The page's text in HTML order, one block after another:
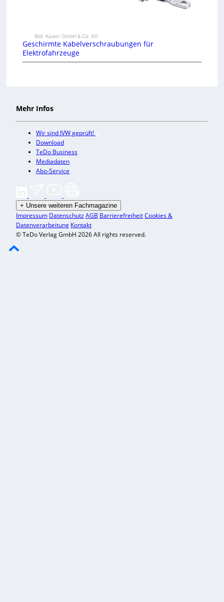
Bild: Kaiser GmbH & Co. KG
Geschirmte Kabelverschraubungen für
Elektrofahrzeuge
Mehr Infos
Wir sind IVW geprüft!
Download
TeDo Business
Mediadaten
Abo-Service
+ Unsere weiteren Fachmagazine
Impressum DatenschutzAGB BarrierefreiheitCookies &
Datenverarbeitung Kontakt
© TeDo Verlag GmbH 2026 All rights reserved.